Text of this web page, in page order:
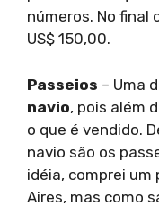
números. No final
US$ 150,00.
Passeios – Uma
navio, pois além
o que é vendido.
navio são os
idéia, comprei um
Aires, mas como